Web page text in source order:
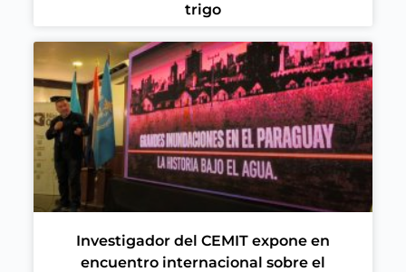
trigo
Investigador del CEMIT expone en
encuentro internacional sobre el